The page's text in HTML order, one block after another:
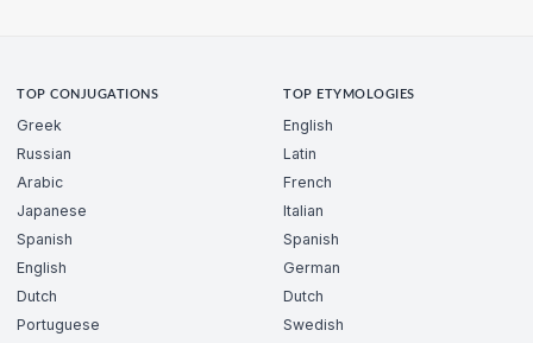
TOP CONJUGATIONS
Greek
Russian
Arabic
Japanese
Spanish
English
Dutch
Portuguese
TOP ETYMOLOGIES
English
Latin
French
Italian
Spanish
German
Dutch
Swedish